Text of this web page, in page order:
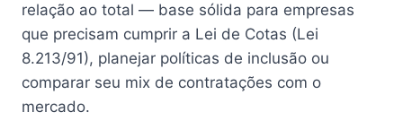
relação ao total — base sólida para empresas
que precisam cumprir a Lei de Cotas (Lei
8.213/91), planejar políticas de inclusão ou
comparar seu mix de contratações com o
mercado.